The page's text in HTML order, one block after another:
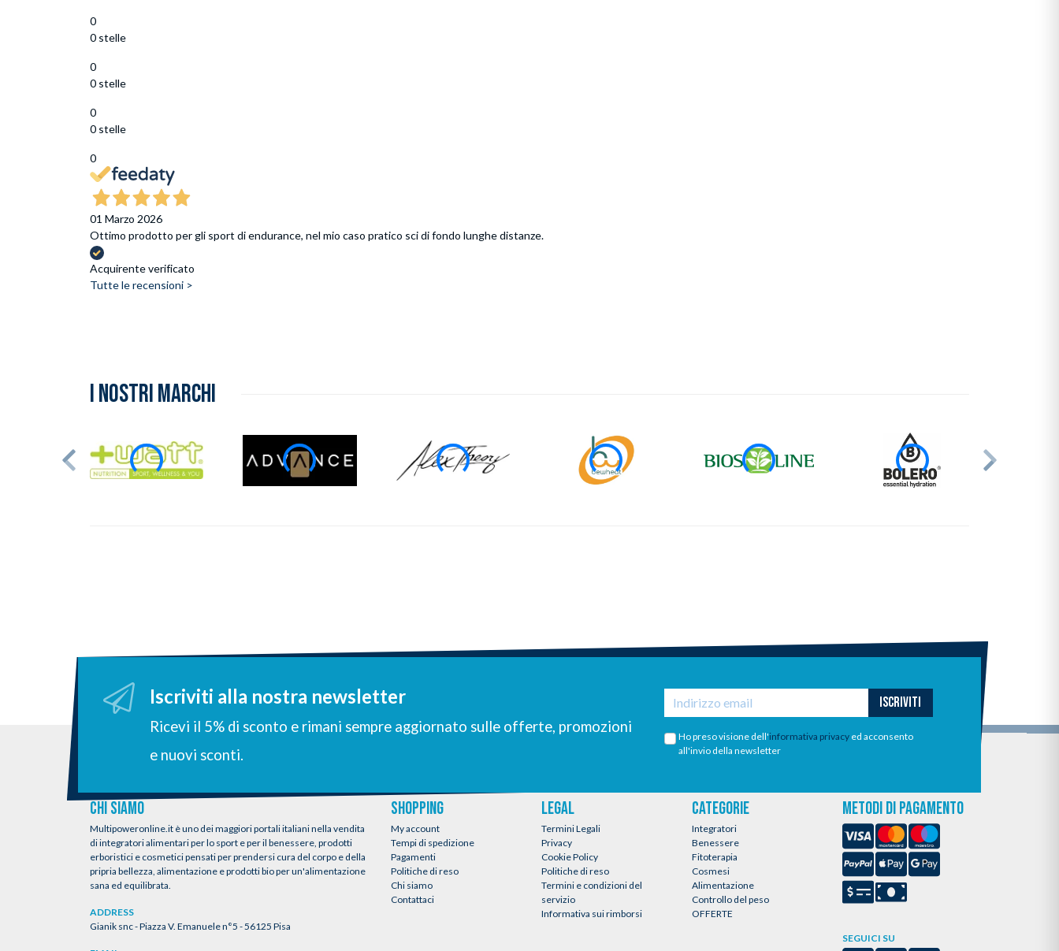
0
0 stelle
0
0 stelle
0
0 stelle
0
01 Marzo 2026
Ottimo prodotto per gli sport di endurance, nel mio caso pratico sci di fondo lunghe distanze.
Acquirente verificato
Tutte le recensioni >
I NOSTRI MARCHI
Iscriviti alla nostra newsletter
Ricevi il 5% di sconto e rimani sempre aggiornato sulle offerte, promozioni
e nuovi sconti.
ISCRIVITI
Ho preso visione dell'informativa privacyed acconsento
all'invio della newsletter
CHI SIAMO
Multipoweronline.it è uno dei maggiori portali italiani nella vendita
di integratori alimentari per lo sport e per il benessere, prodotti
erboristici e cosmetici pensati per prendersi cura del corpo e della
pripria bellezza, alimentazione e prodotti bio per un'alimentazione
sana ed equilibrata.
ADDRESS
Gianik snc - Piazza V. Emanuele n°5 - 56125 Pisa
SHOPPING
My account
Tempi di spedizione
Pagamenti
Politiche di reso
Chi siamo
Contattaci
LEGAL
Termini Legali
Privacy
Cookie Policy
Politiche di reso
Termini e condizioni del
servizio
Informativa sui rimborsi
CATEGORIE
Integratori
Benessere
Fitoterapia
Cosmesi
Alimentazione
Controllo del peso
OFFERTE
METODI DI PAGAMENTO
SEGUICI SU